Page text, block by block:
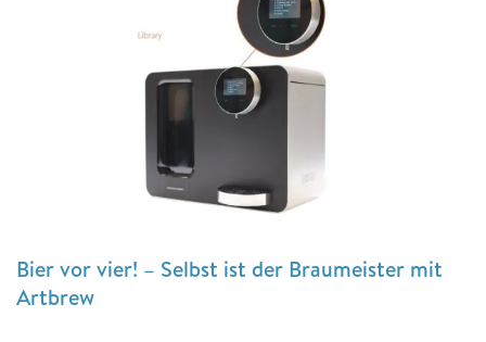
Bier vor vier! – Selbst ist der Braumeister mit
Artbrew